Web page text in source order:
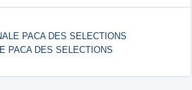
PACA DES SELECTIONS
PACA DES SELECTIONS